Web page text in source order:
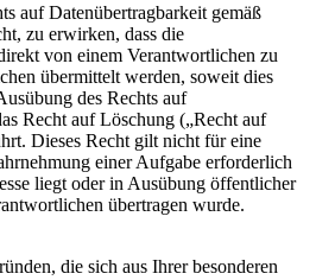
auf Datenübertragbarkeit gemäß
zu erwirken, dass die
von einem Verantwortlichen zu
übermittelt werden, soweit dies
des Rechts auf
Recht auf Löschung („Recht auf
Dieses Recht gilt nicht für eine
einer Aufgabe erforderlich
liegt oder in Ausübung öffentlicher
übertragen wurde.
die sich aus Ihrer besonderen